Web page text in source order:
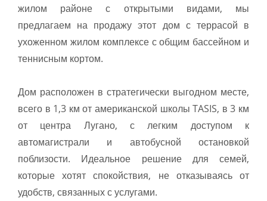
жилом районе с открытыми видами, мы
предлагаем на продажу этот дом с террасой в
ухоженном жилом комплексе с общим бассейном и
теннисным кортом.
Дом расположен в стратегически выгодном месте,
всего в 1,3 км от американской школы TASIS, в 3 км
от центра Лугано, с легким доступом к
автомагистрали и автобусной остановкой
поблизости. Идеальное решение для семей,
которые хотят спокойствия, не отказываясь от
удобств, связанных с услугами.